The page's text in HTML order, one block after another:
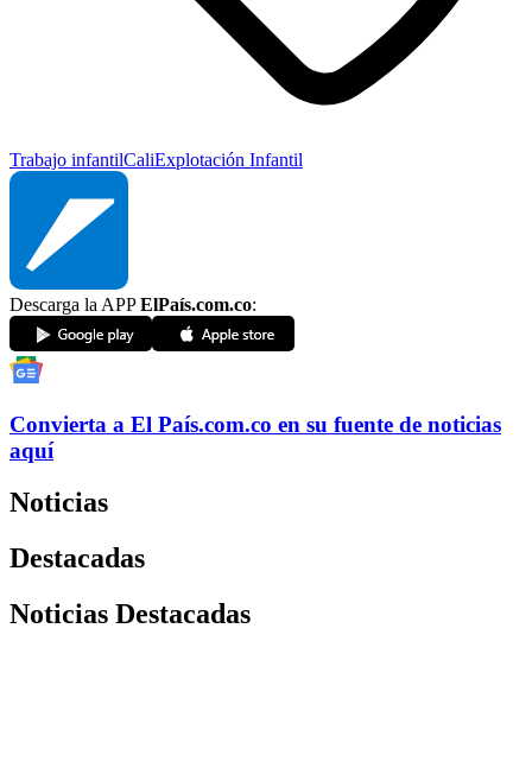
Trabajo infantilCaliExplotación Infantil
Descarga la APPElPaís.com.co:
Convierta a El País.com.co en su fuente de noticias
aquí
Noticias
Destacadas
Noticias Destacadas